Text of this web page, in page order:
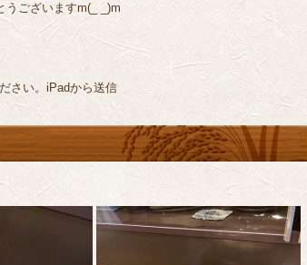
うございますm(_ _)m
さい。iPadから送信